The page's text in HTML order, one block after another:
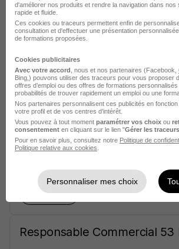
Responsable Commercial 42
Loire - 42 CDI
Voir l’offre
Responsable Commercial 81
Voir l’offre
Responsable Commercial 53
d'améliorer nos produits et rendre la navigation dans nos
rapide et fluide.
Ces cookies ou traceurs permettent enfin de
consultation et d'effectuer une présentation
de formations proposées.
Cookies publicitaires
Avec votre accord , nous et nos partenaires (Facebook,
Bing,) pouvons utiliser des traceurs pour vous proposer
offres d’emploi ou des offres de formations personnalisés
probabilités de trouver rapidement un emploi ou une
Nos partenaires personnalisent ces publicités en
votre profil et de vos centres d’intérêt.
Vous pouvez à tout moment paramétrer vos choix ou
consentement en cliquant sur le lien "Gérer les traceurs
Pour en savoir plus, consultez notre Politique de
Politique relative aux cookies
Personnaliser mes choix